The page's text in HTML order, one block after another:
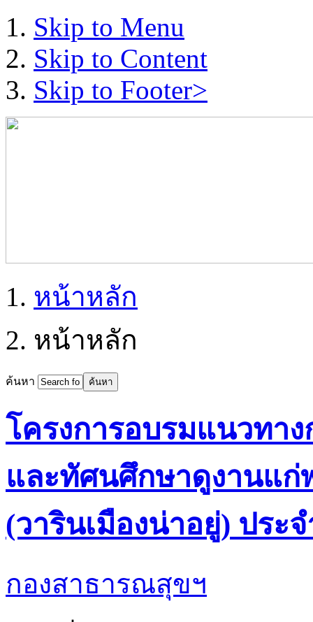
Skip to Menu
Skip to Content
Skip to Footer>
หน้าหลัก
หน้าหลัก
ค้นหา
โครงการอบรมแนวทา
และทัศนศึกษาดูงานแก่
(วารินเมืองน่าอยู่) ประ
กองสาธารณสุขฯ